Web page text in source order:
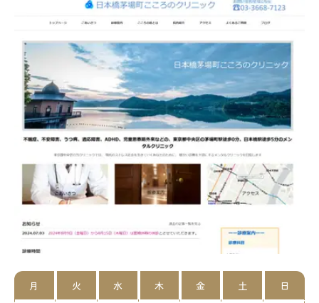
月 火 水 木 金 土 日